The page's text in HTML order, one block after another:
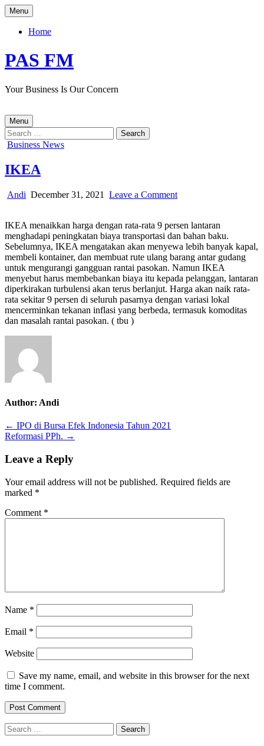
Skip
to
content
Menu
Home
PAS FM
Your Business Is Our Concern
Menu
Search
for:
Posted
Business News
IKEA
Author:
Andi Published
December 31, 2021 Leave a Commenton
IKEA menaikkan harga dengan rata-rata 9 persen lantaran
menghadapi peningkatan biaya transportasi dan bahan baku.
Sebelumnya, IKEA mengatakan akan menyewa lebih banyak kapal,
membeli kontainer, dan membuat rute ulang barang antar gudang
untuk mengurangi gangguan rantai pasokan. Namun IKEA
menyebut harus membebankan biaya itu kepada pelanggan, lantaran
diperkirakan turbulensi akan terus berlanjut. Harga akan naik rata-
rata sekitar 9 persen di seluruh pasarnya dengan variasi lokal
mencerminkan tekanan inflasi yang berbeda, termasuk komoditas
dan masalah rantai pasokan. ( tbu )
Author: Andi
Post
navigation
← IPO di Bursa Efek Indonesia Tahun 2021
Reformasi PPh. →
Leave a Reply
Your email address will not be published. Required fields are
marked *
Comment *
Name *
Email *
Website
Save my name, email, and website in this browser for the next
time I comment.
Search
for: